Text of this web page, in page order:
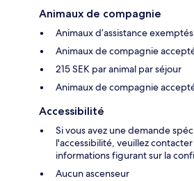
Animaux de compagnie
Animaux d’assistance
Animaux de compagnie
215 SEK par animal par séjour
Animaux de compagnie
Accessibilité
Si vous avez une demande
l'accessibilité, veuillez
informations figurant sur la
Aucun ascenseur